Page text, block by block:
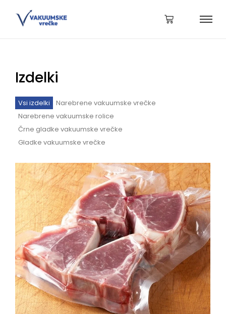
Izdelki
Vsi izdelki
Narebrene vakuumske vrečke
Narebrene vakuumske rolice
Črne gladke vakuumske vrečke
Gladke vakuumske vrečke